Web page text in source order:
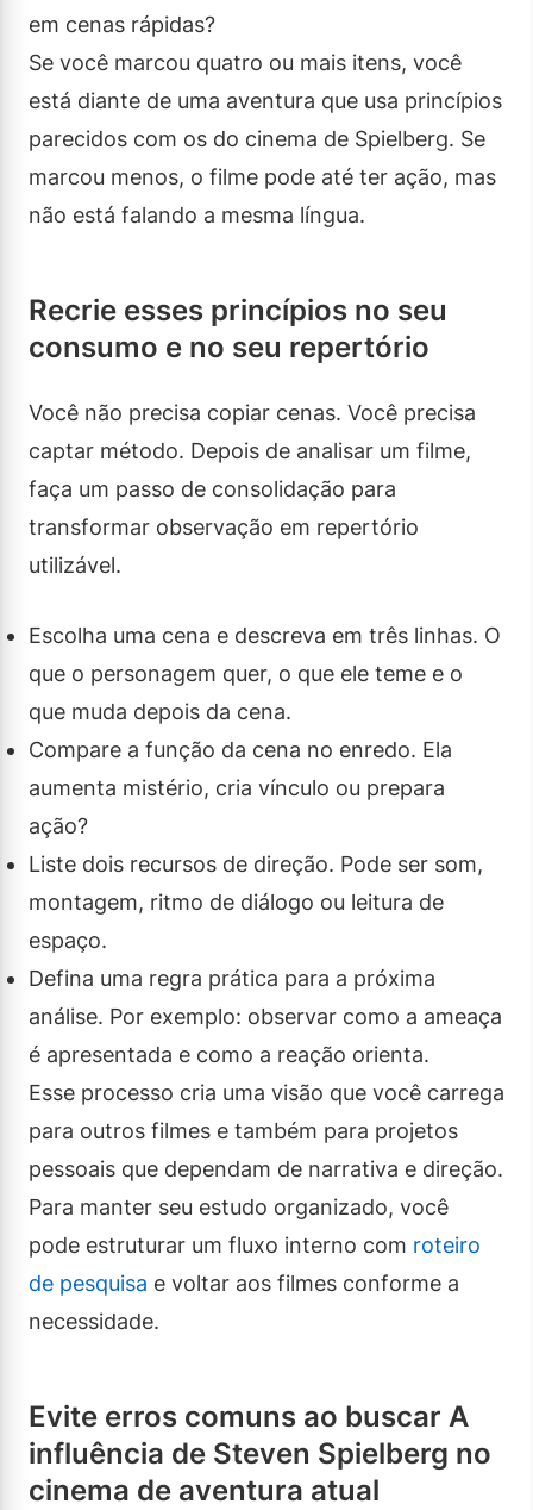
em cenas rápidas?
Se você marcou quatro ou mais itens, você
está diante de uma aventura que usa princípios
parecidos com os do cinema de Spielberg. Se
marcou menos, o filme pode até ter ação, mas
não está falando a mesma língua.
Recrie esses princípios no seu
consumo e no seu repertório
Você não precisa copiar cenas. Você precisa
captar método. Depois de analisar um filme,
faça um passo de consolidação para
transformar observação em repertório
utilizável.
Escolha uma cena e descreva em três linhas. O
que o personagem quer, o que ele teme e o
que muda depois da cena.
Compare a função da cena no enredo. Ela
aumenta mistério, cria vínculo ou prepara
ação?
Liste dois recursos de direção. Pode ser som,
montagem, ritmo de diálogo ou leitura de
espaço.
Defina uma regra prática para a próxima
análise. Por exemplo: observar como a ameaça
é apresentada e como a reação orienta.
Esse processo cria uma visão que você carrega
para outros filmes e também para projetos
pessoais que dependam de narrativa e direção.
Para manter seu estudo organizado, você
pode estruturar um fluxo interno com roteiro
de pesquisa e voltar aos filmes conforme a
necessidade.
Evite erros comuns ao buscar A
influência de Steven Spielberg no
cinema de aventura atual